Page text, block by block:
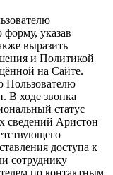
указав
выразить
и Политикой
на Сайте.
Пользователю
В ходе звонка
статус
сведений Аристон
доступа к
сотруднику
по контактным